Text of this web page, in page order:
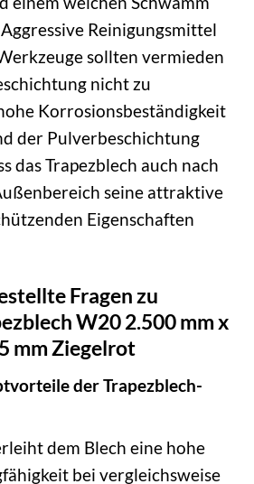
Reinigungsmittel
sollten vermieden
nicht zu
Korrosionsbeständigkeit
der Pulverbeschichtung
das Trapezblech auch nach
seine attraktive
Eigenschaften
Fragen zu
W20 2.500 mm x
mm Ziegelrot
der Trapezblech-
dem Blech eine hohe
bei vergleichsweise